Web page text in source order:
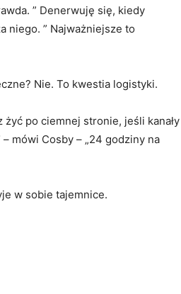
” Denerwuję się, kiedy
niego. ” Najważniejsze to
Nie. To kwestia logistyki.
po ciemnej stronie, jeśli kanały
mówi Cosby – „24 godziny na
w sobie tajemnice.